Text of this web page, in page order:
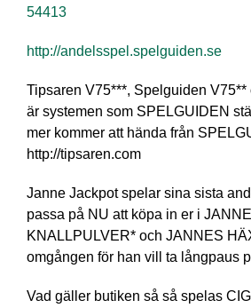
54413
http://andelsspel.spelguiden.se
Tipsaren V75***, Spelguiden
är systemen som SPELGUIDEN
mer kommer att hända från
http://tipsaren.com
Janne Jackpot spelar sina sista
passa på NU att köpa in er i
KNALLPULVER* och JANNES
omgången för han vill ta långpaus
Vad gäller butiken så så spelas